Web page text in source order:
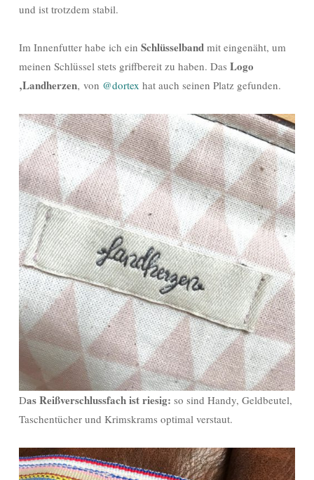
und ist trotzdem stabil.
Im Innenfutter habe ich ein Schlüsselband mit eingenäht, um
meinen Schlüssel stets griffbereit zu haben. Das Logo
‚Landherzen‚ von @dortex hat auch seinen Platz gefunden.
Das Reißverschlussfach ist riesig: so sind Handy, Geldbeutel,
Taschentücher und Krimskrams optimal verstaut.